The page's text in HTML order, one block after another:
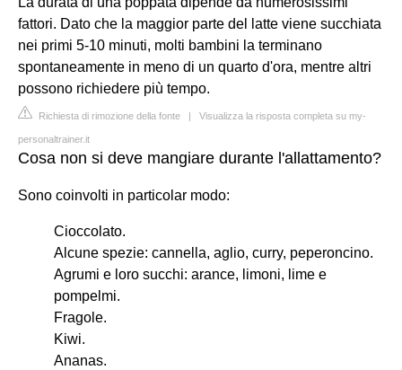
fattori. Dato che la maggior parte del latte viene succhiata
nei primi 5-10 minuti, molti bambini la terminano
spontaneamente in meno di un quarto d'ora, mentre altri
possono richiedere più tempo.
Richiesta di rimozione della fonte | Visualizza la risposta completa su my-
personaltrainer.it
Cosa non si deve mangiare durante l'allattamento?
Sono coinvolti in particolar modo:
Cioccolato.
Alcune spezie: cannella, aglio, curry, peperoncino.
Agrumi e loro succhi: arance, limoni, lime e
pompelmi.
Fragole.
Kiwi.
Ananas.